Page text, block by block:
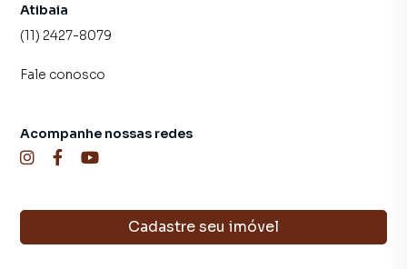
Atibaia
(11) 2427-8079
Fale conosco
Cadastre seu imóvel
Acompanhe nossas redes